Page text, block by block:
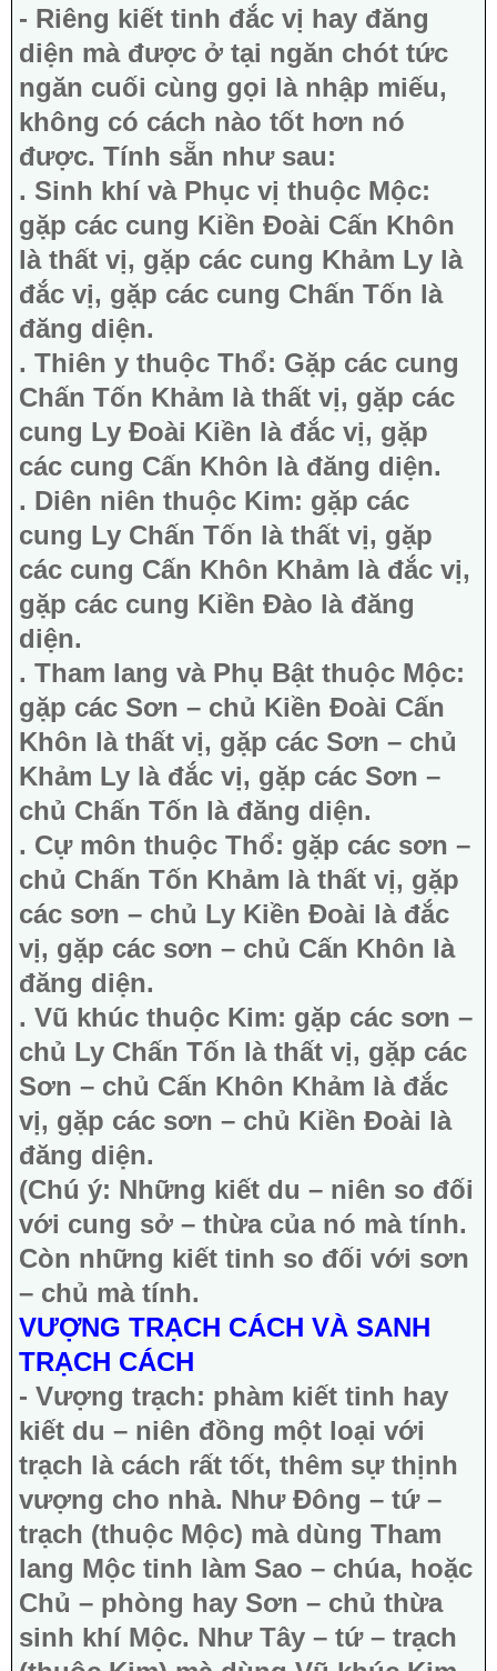
- Riêng kiết tinh đắc vị hay đăng
diện mà được ở tại ngăn chót tức
ngăn cuối cùng gọi là nhập miếu,
không có cách nào tốt hơn nó
được. Tính sẵn như sau:
. Sinh khí và Phục vị thuộc Mộc:
gặp các cung Kiền Đoài Cấn Khôn
là thất vị, gặp các cung Khảm Ly là
đắc vị, gặp các cung Chấn Tốn là
đăng diện.
. Thiên y thuộc Thổ: Gặp các cung
Chấn Tốn Khảm là thất vị, gặp các
cung Ly Đoài Kiền là đắc vị, gặp
các cung Cấn Khôn là đăng diện.
. Diên niên thuộc Kim: gặp các
cung Ly Chấn Tốn là thất vị, gặp
các cung Cấn Khôn Khảm là đắc vị,
gặp các cung Kiền Đào là đăng
diện.
. Tham lang và Phụ Bật thuộc Mộc:
gặp các Sơn – chủ Kiền Đoài Cấn
Khôn là thất vị, gặp các Sơn – chủ
Khảm Ly là đắc vị, gặp các Sơn –
chủ Chấn Tốn là đăng diện.
. Cự môn thuộc Thổ: gặp các sơn –
chủ Chấn Tốn Khảm là thất vị, gặp
các sơn – chủ Ly Kiền Đoài là đắc
vị, gặp các sơn – chủ Cấn Khôn là
đăng diện.
. Vũ khúc thuộc Kim: gặp các sơn –
chủ Ly Chấn Tốn là thất vị, gặp các
Sơn – chủ Cấn Khôn Khảm là đắc
vị, gặp các sơn – chủ Kiền Đoài là
đăng diện.
(Chú ý: Những kiết du – niên so đối
với cung sở – thừa của nó mà tính.
Còn những kiết tinh so đối với sơn
– chủ mà tính.
VƯỢNG TRẠCH CÁCH VÀ SANH
TRẠCH CÁCH
- Vượng trạch: phàm kiết tinh hay
kiết du – niên đồng một loại với
trạch là cách rất tốt, thêm sự thịnh
vượng cho nhà. Như Đông – tứ –
trạch (thuộc Mộc) mà dùng Tham
lang Mộc tinh làm Sao – chúa, hoặc
Chủ – phòng hay Sơn – chủ thừa
sinh khí Mộc. Như Tây – tứ – trạch